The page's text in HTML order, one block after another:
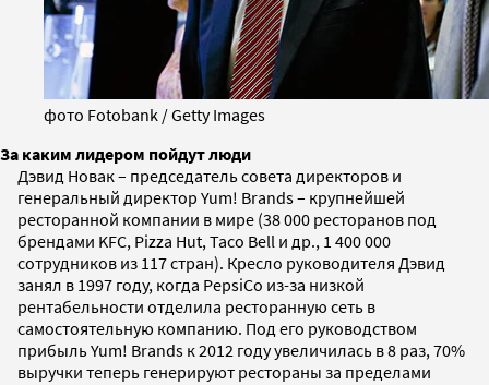
фото Fotobank / Getty Images
За каким лидером пойдут люди
Дэвид Новак – председатель совета директоров и
генеральный директор Yum! Brands – крупнейшей
ресторанной компании в мире (38 000 ресторанов под
брендами KFC, Pizza Hut, Taco Bell и др., 1 400 000
сотрудников из 117 стран). Кресло руководителя Дэвид
занял в 1997 году, когда PepsiCo из-за низкой
рентабельности отделила ресторанную сеть в
самостоятельную компанию. Под его руководством
прибыль Yum! Brands к 2012 году увеличилась в 8 раз, 70%
выручки теперь генерируют рестораны за пределами